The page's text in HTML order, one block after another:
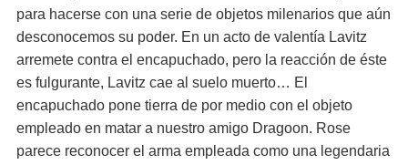
para hacerse con una serie de objetos milenarios que aún
desconocemos su poder. En un acto de valentía Lavitz
arremete contra el encapuchado, pero la reacción de éste
es fulgurante, Lavitz cae al suelo muerto… El
encapuchado pone tierra de por medio con el objeto
empleado en matar a nuestro amigo Dragoon. Rose
parece reconocer el arma empleada como una legendaria